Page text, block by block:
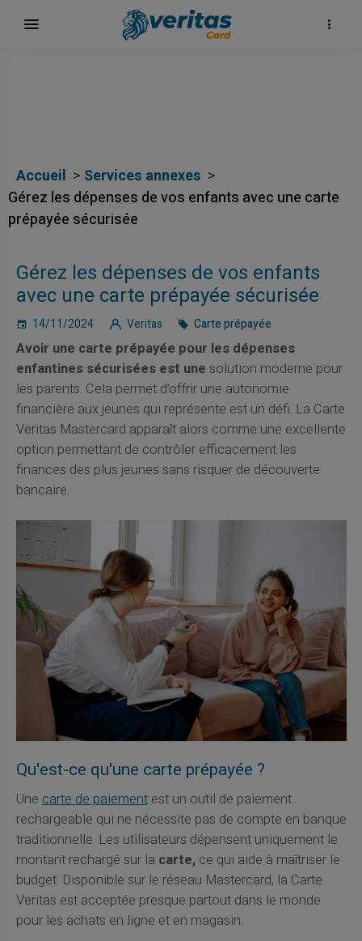
Accueil
Services annexes
Gérez les dépenses de vos enfants avec une carte
prépayée sécurisée
Gérez les dépenses de vos enfants
avec une carte prépayée sécurisée
14/11/2024 Veritas Carte prépayée
Avoir une carte prépayée pour les dépenses
enfantines sécurisées est une solution moderne pour
les parents. Cela permet d’offrir une autonomie
financière aux jeunes qui représente est un défi. La Carte
Veritas Mastercard apparaît alors comme une excellente
option permettant de contrôler efficacement les
finances des plus jeunes sans risquer de découverte
bancaire.
Qu'est-ce qu'une carte prépayée ?
Unecarte de paiementest un outil de paiement
rechargeable qui ne nécessite pas de compte en banque
traditionnelle. Les utilisateurs dépensent uniquement le
montant rechargé sur la carte,ce qui aide à maîtriser le
budget. Disponible sur le réseau Mastercard, la Carte
Veritas est acceptée presque partout dans le monde
pour les achats en ligne et en magasin.